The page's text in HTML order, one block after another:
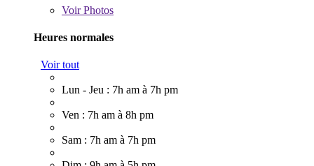
VoirPhotos
Heures normales
Voir tout
Lun - Jeu : 7h am à 7h pm
Ven : 7h am à 8h pm
Sam : 7h am à 7h pm